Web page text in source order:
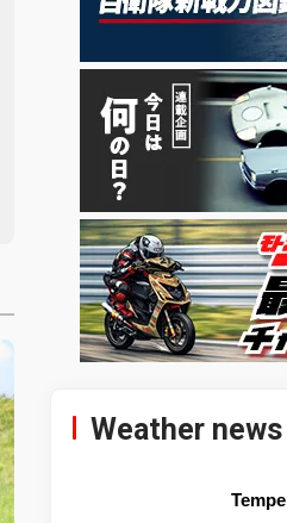
Weather news
Tempe